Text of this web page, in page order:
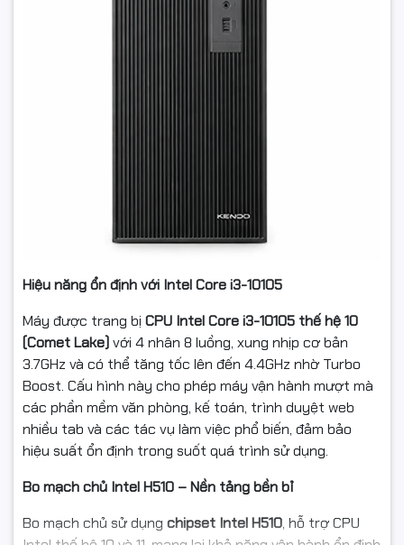
Hiệu năng ổn định với Intel Core i3-10105
Máy được trang bị CPU Intel Core i3-10105 thế hệ 10
(Comet Lake)với 4 nhân 8 luồng, xung nhịp cơ bản
3.7GHz và có thể tăng tốc lên đến 4.4GHz nhờ Turbo
Boost. Cấu hình này cho phép máy vận hành mượt mà
các phần mềm văn phòng, kế toán, trình duyệt web
nhiều tab và các tác vụ làm việc phổ biến, đảm bảo
hiệu suất ổn định trong suốt quá trình sử dụng.
Bo mạch chủ Intel H510 – Nền tảng bền bỉ
Bo mạch chủ sử dụng chipset Intel H510, hỗ trợ CPU